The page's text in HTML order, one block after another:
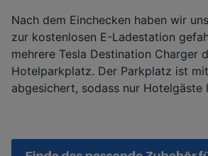
Nach dem Einchecken haben wir
zur kostenlosen E-Ladestation
mehrere Tesla Destination Charger
Hotelparkplatz. Der Parkplatz ist
abgesichert, sodass nur Hotelgäste